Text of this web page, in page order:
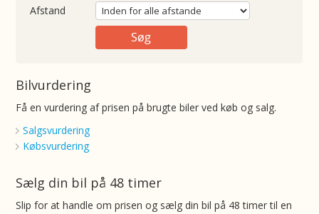
Afstand
Bilvurdering
Få en vurdering af prisen på brugte biler ved køb og salg.
Salgsvurdering
Købsvurdering
Sælg din bil på 48 timer
Slip for at handle om prisen og sælg din bil på 48 timer til en